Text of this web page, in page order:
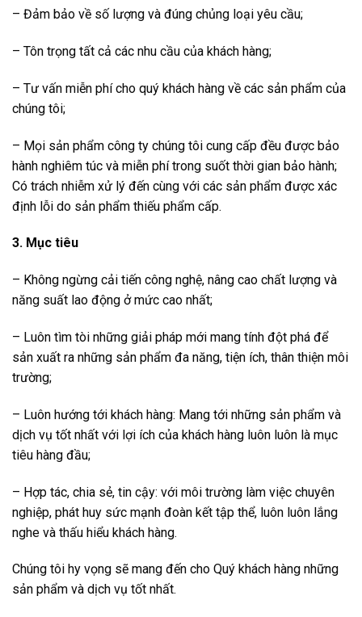
– Đảm bảo về số lượng và đúng chủng loại yêu cầu;
– Tôn trọng tất cả các nhu cầu của khách hàng;
– Tư vấn miễn phí cho quý khách hàng về các sản phẩm của
chúng tôi;
– Mọi sản phẩm công ty chúng tôi cung cấp đều được bảo
hành nghiêm túc và miễn phí trong suốt thời gian bảo hành;
Có trách nhiễm xử lý đến cùng với các sản phẩm được xác
định lỗi do sản phẩm thiếu phẩm cấp.
3. Mục tiêu
– Không ngừng cải tiến công nghệ, nâng cao chất lượng và
năng suất lao động ở mức cao nhất;
– Luôn tìm tòi những giải pháp mới mang tính đột phá để
sản xuất ra những sản phẩm đa năng, tiện ích, thân thiện môi
trường;
– Luôn hướng tới khách hàng: Mang tới những sản phẩm và
dịch vụ tốt nhất với lợi ích của khách hàng luôn luôn là mục
tiêu hàng đầu;
– Hợp tác, chia sẻ, tin cậy: với môi trường làm việc chuyên
nghiệp, phát huy sức mạnh đoàn kết tập thể, luôn luôn lắng
nghe và thấu hiểu khách hàng.
Chúng tôi hy vọng sẽ mang đến cho Quý khách hàng những
sản phẩm và dịch vụ tốt nhất.